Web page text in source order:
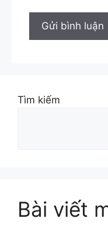
Tìm kiếm
Bài viết